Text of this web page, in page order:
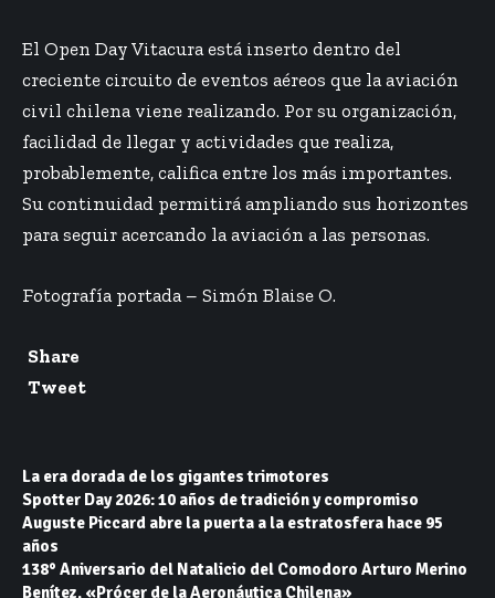
El Open Day Vitacura está inserto dentro del
creciente circuito de eventos aéreos que la aviación
civil chilena viene realizando. Por su organización,
facilidad de llegar y actividades que realiza,
probablemente, califica entre los más importantes.
Su continuidad permitirá ampliando sus horizontes
para seguir acercando la aviación a las personas.
Fotografía portada – Simón Blaise O.
Share
Tweet
La era dorada de los gigantes trimotores
Spotter Day 2026: 10 años de tradición y compromiso
Auguste Piccard abre la puerta a la estratosfera hace 95
años
138° Aniversario del Natalicio del Comodoro Arturo Merino
Benítez, «Prócer de la Aeronáutica Chilena»